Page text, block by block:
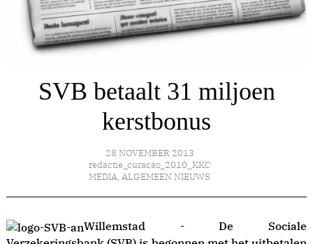
SVB betaalt 31 miljoen
kerstbonus
28 NOVEMBER 2013
redactie_curacao_2010_KKC
MEDIA, ALGEMEEN NIEUWS
Willemstad - De Sociale